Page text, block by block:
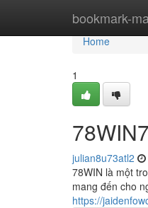
bookmark-
Home
Home
1
julian8u73atl2
78WIN là một
mang đến cho
https://